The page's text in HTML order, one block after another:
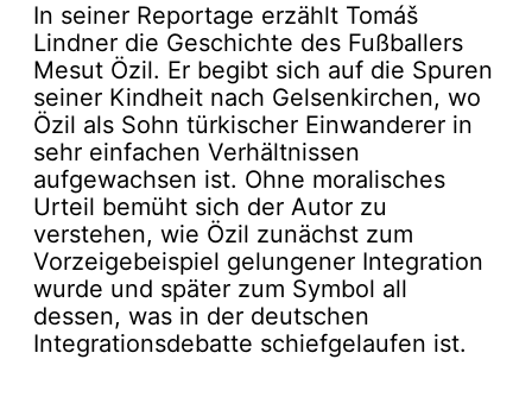
In seiner Reportage erzählt Tomáš
Lindner die Geschichte des Fußballers
Mesut Özil. Er begibt sich auf die Spuren
seiner Kindheit nach Gelsenkirchen, wo
Özil als Sohn türkischer Einwanderer in
sehr einfachen Verhältnissen
aufgewachsen ist. Ohne moralisches
Urteil bemüht sich der Autor zu
verstehen, wie Özil zunächst zum
Vorzeigebeispiel gelungener Integration
wurde und später zum Symbol all
dessen, was in der deutschen
Integrationsdebatte schiefgelaufen ist.